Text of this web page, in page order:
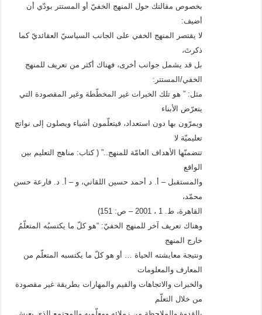
بخصوص مقالتك حول المنهج الخفيّ أو المستتر بودّي أن
أضيف:
لا يقتصر المنهج الخفي على الجانب السياسيّ العقائديّ كما
ذكرتَ،
بل قد يشمل جوانب أخرى، فهناك أكثر من تعريف للمنهج
الخفي/المستتر:
مثل: ” هو تلك الخبرات غير المخطّطة وغير المقصودة التي
يتعرّض الأبناء
ويمرّون بها دون استعداد، فيتعلّمون أشياء ويصلون إلى نواتج
تعليميّة لا
تتضمنّها الأهداف العامّة للمنهج..” ( كتاب: مناهج التعليم بين
الواقع
والمستقبل – أ. د أحمد حسين اللقاني، و – أ. د. فارعة حسن
محمّد،
القاهرة، ط. 1 ، 2001 – ص: 151)
وهناك تعريف آخر للمنهج الخفيّ: “هو كلّ ما يكتسبُه المتعلّمُ
خارج المنهج
ونتيجة معايشته الحياة … أو هو كلّ ما يكتسبه المتعلّم من
المعارف والمعلومات
والخبرات والاتجاهات والقيم والمهارات بطريقة غير مقصودة
من خلال التعلّم